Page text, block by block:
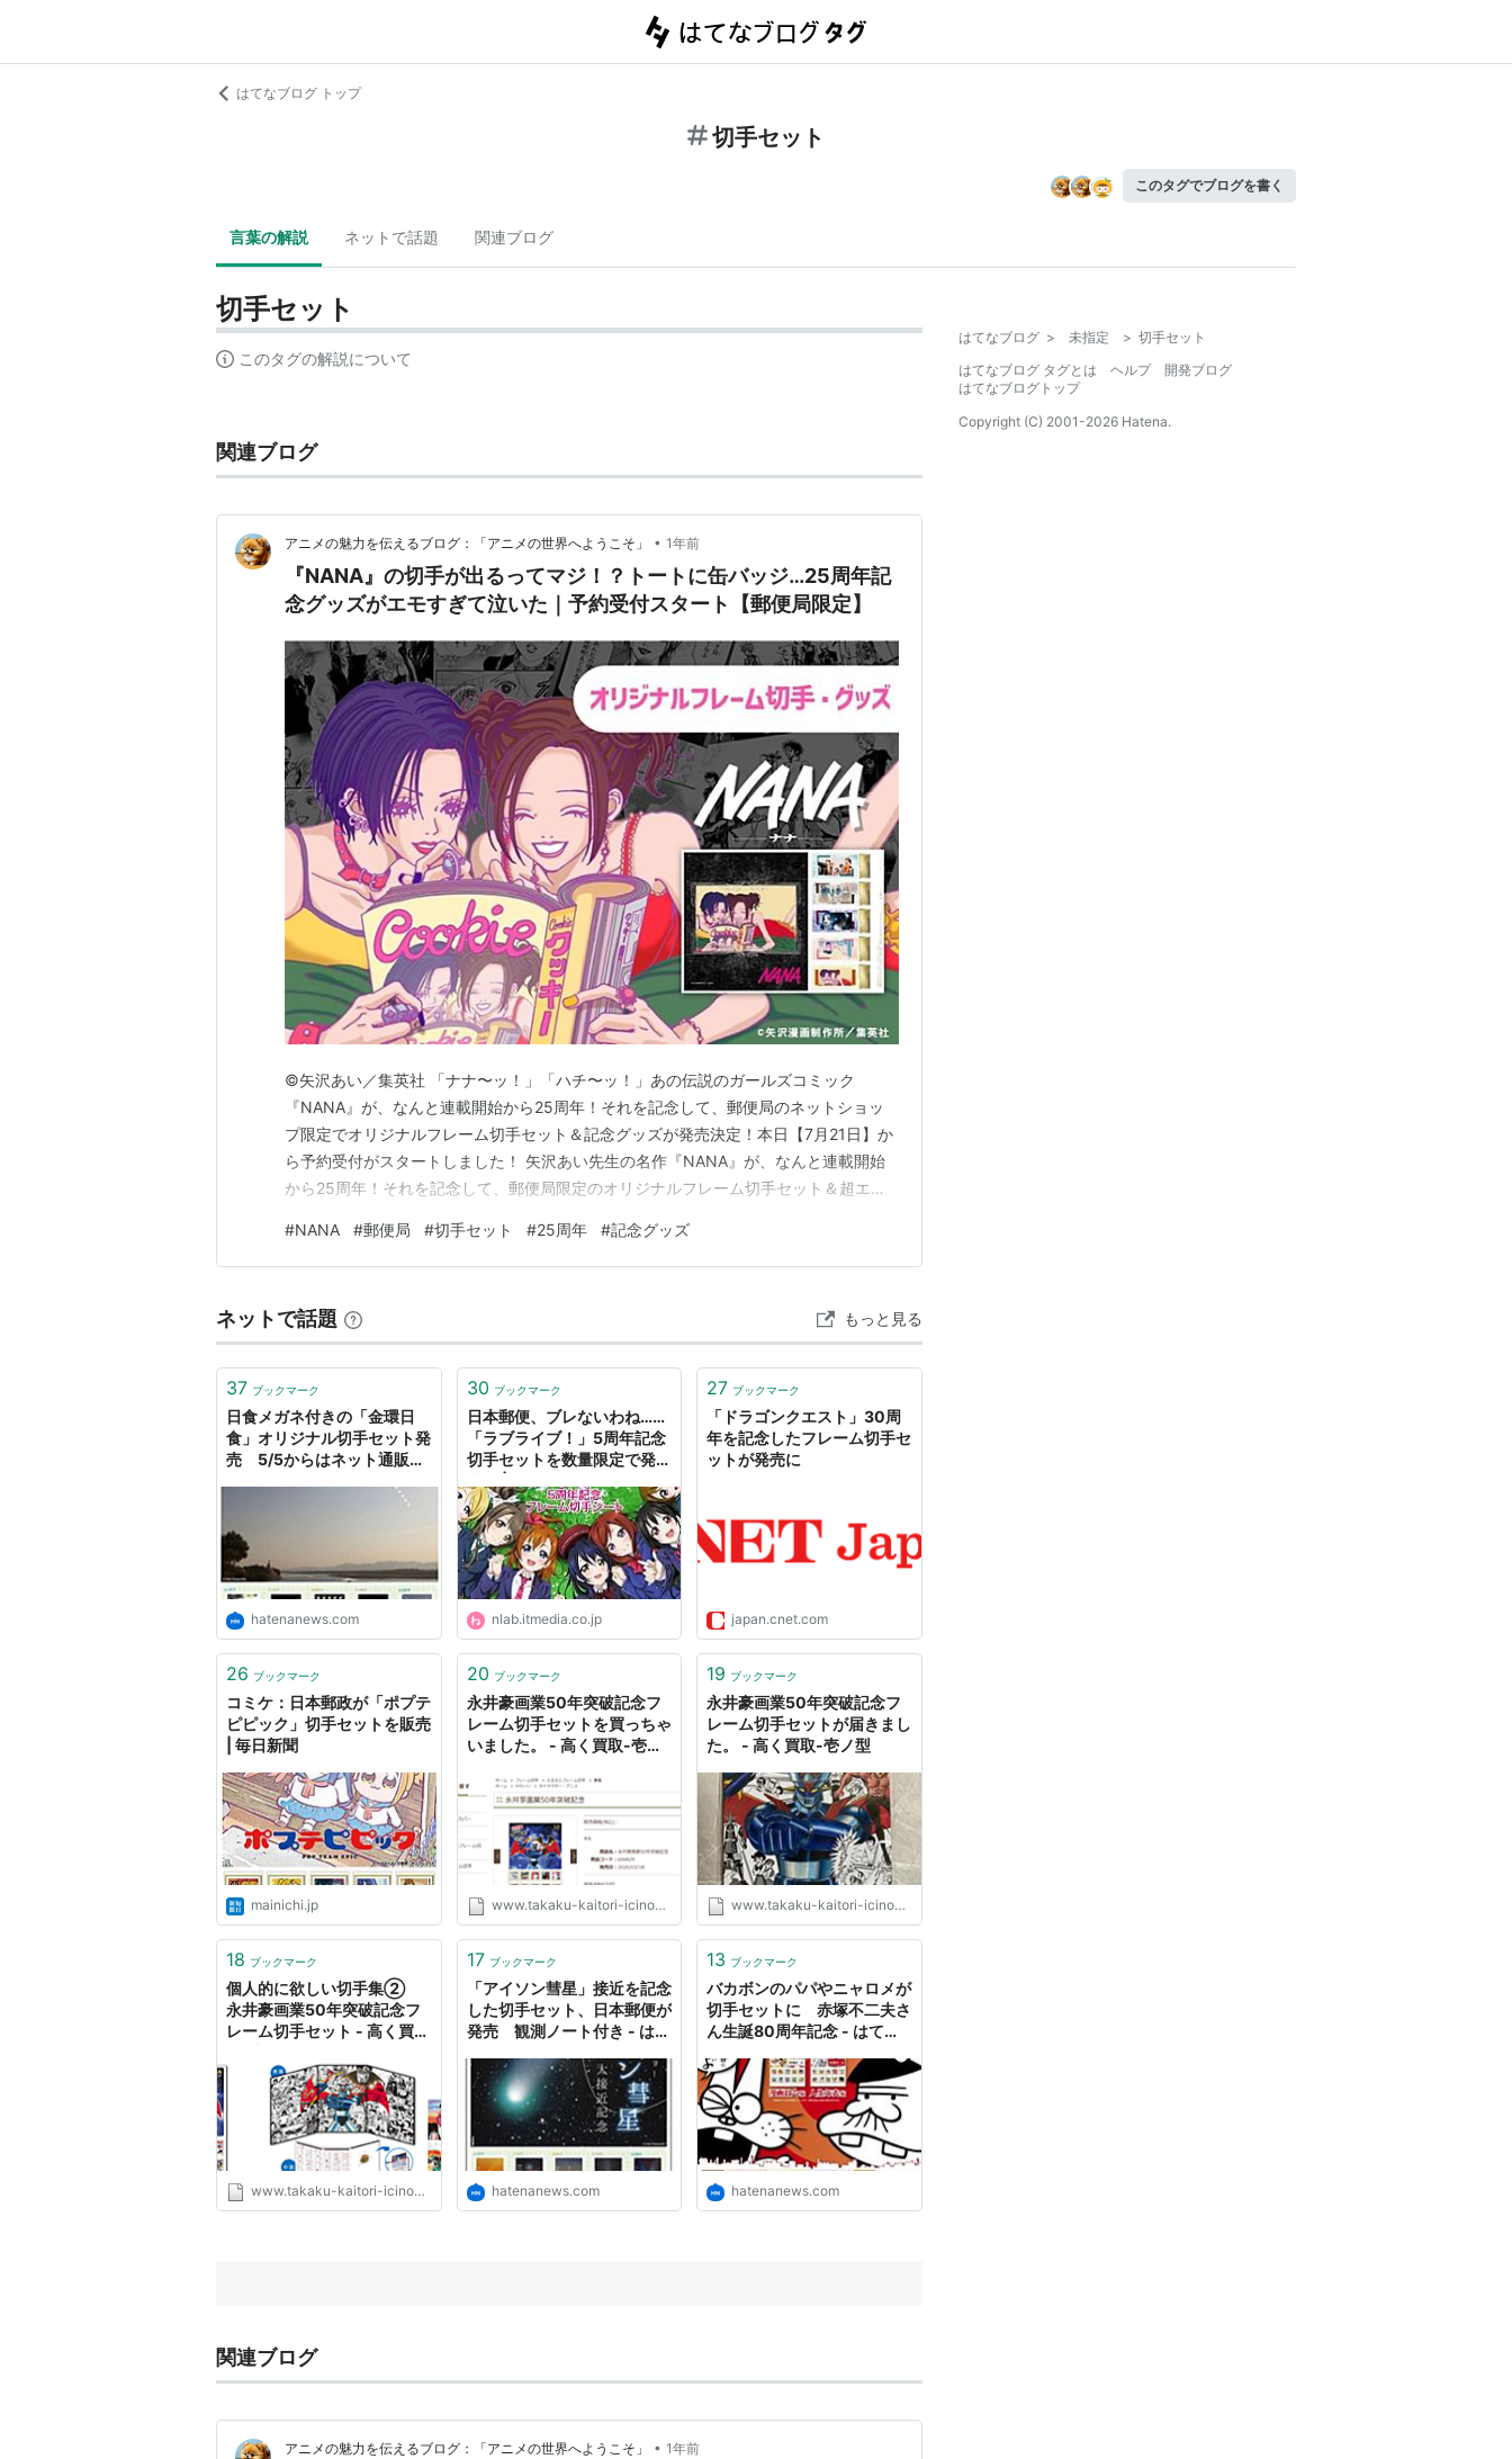
はてなブログ トップ
切手セット
このタグでブログを書く
言葉の解説 ネットで話題 関連ブログ
切手セット
このタグの解説について
関連ブログ
アニメの魅力を伝えるブログ：「アニメの世界へようこそ」 • 1年前
『NANA』の切手が出るってマジ！？トートに缶バッジ…25周年記
念グッズがエモすぎて泣いた｜予約受付スタート【郵便局限定】
©矢沢あい／集英社 「ナナ〜ッ！」「ハチ〜ッ！」あの伝説のガールズコミック
『NANA』が、なんと連載開始から25周年！それを記念して、郵便局のネットショッ
プ限定でオリジナルフレーム切手セット＆記念グッズが発売決定！本日【7月21日】か
ら予約受付がスタートしました！ 矢沢あい先生の名作『NANA』が、なんと連載開始
から25周年！それを記念して、郵便局限定のオリジナルフレーム切手セット＆超エモ
なんて泣くしかない…」という声も聞こえてきそうですが、これは全NANAファン必
見。トートバッグや缶バッジ、キーホルダーまで、ファン…
#NANA #郵便局 #切手セット #25周年 #記念グッズ
ネットで話題 もっと見る
37 ブックマーク
日食メガネ付きの「金環日
食」オリジナル切手セット発
売 5/5からはネット通販も
hatenanews.com
30 ブックマーク
日本郵便、ブレないわね……
「ラブライブ！」5周年記念
切手セットを数量限定で発
nlab.itmedia.co.jp
27 ブックマーク
「ドラゴンクエスト」30周
年を記念したフレーム切手セ
ットが発売に
japan.cnet.com
26 ブックマーク
コミケ：日本郵政が「ポプテ
ピピック」切手セットを販売
| 毎日新聞
mainichi.jp
20 ブックマーク
永井豪画業50年突破記念フ
レーム切手セットを買っちゃ
いました。 - 高く買取-壱ノ
www.takaku-kaitori-icinokata.com
19 ブックマーク
永井豪画業50年突破記念フ
レーム切手セットが届きまし
た。 - 高く買取-壱ノ型
www.takaku-kaitori-icinokata.com
18 ブックマーク
個人的に欲しい切手集②
永井豪画業50年突破記念フ
レーム切手セット - 高く買
www.takaku-kaitori-icinokata.com
17 ブックマーク
「アイソン彗星」接近を記念
した切手セット、日本郵便が
発売 観測ノート付き - はて
hatenanews.com
13 ブックマーク
バカボンのパパやニャロメが
切手セットに 赤塚不二夫さ
ん生誕80周年記念 - はてな
hatenanews.com
関連ブログ
アニメの魅力を伝えるブログ：「アニメの世界へようこそ」 • 1年前
はてなブログ > 未指定 > 切手セット
はてなブログ タグとは
ヘルプ
開発ブログ
はてなブログトップ
Copyright (C) 2001-2026 Hatena.